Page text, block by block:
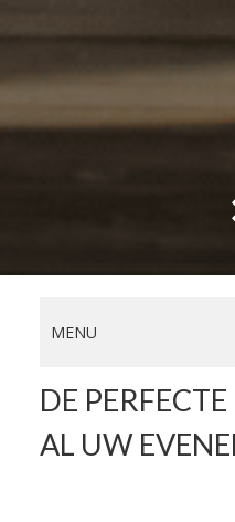
MENU
DE
AL UW